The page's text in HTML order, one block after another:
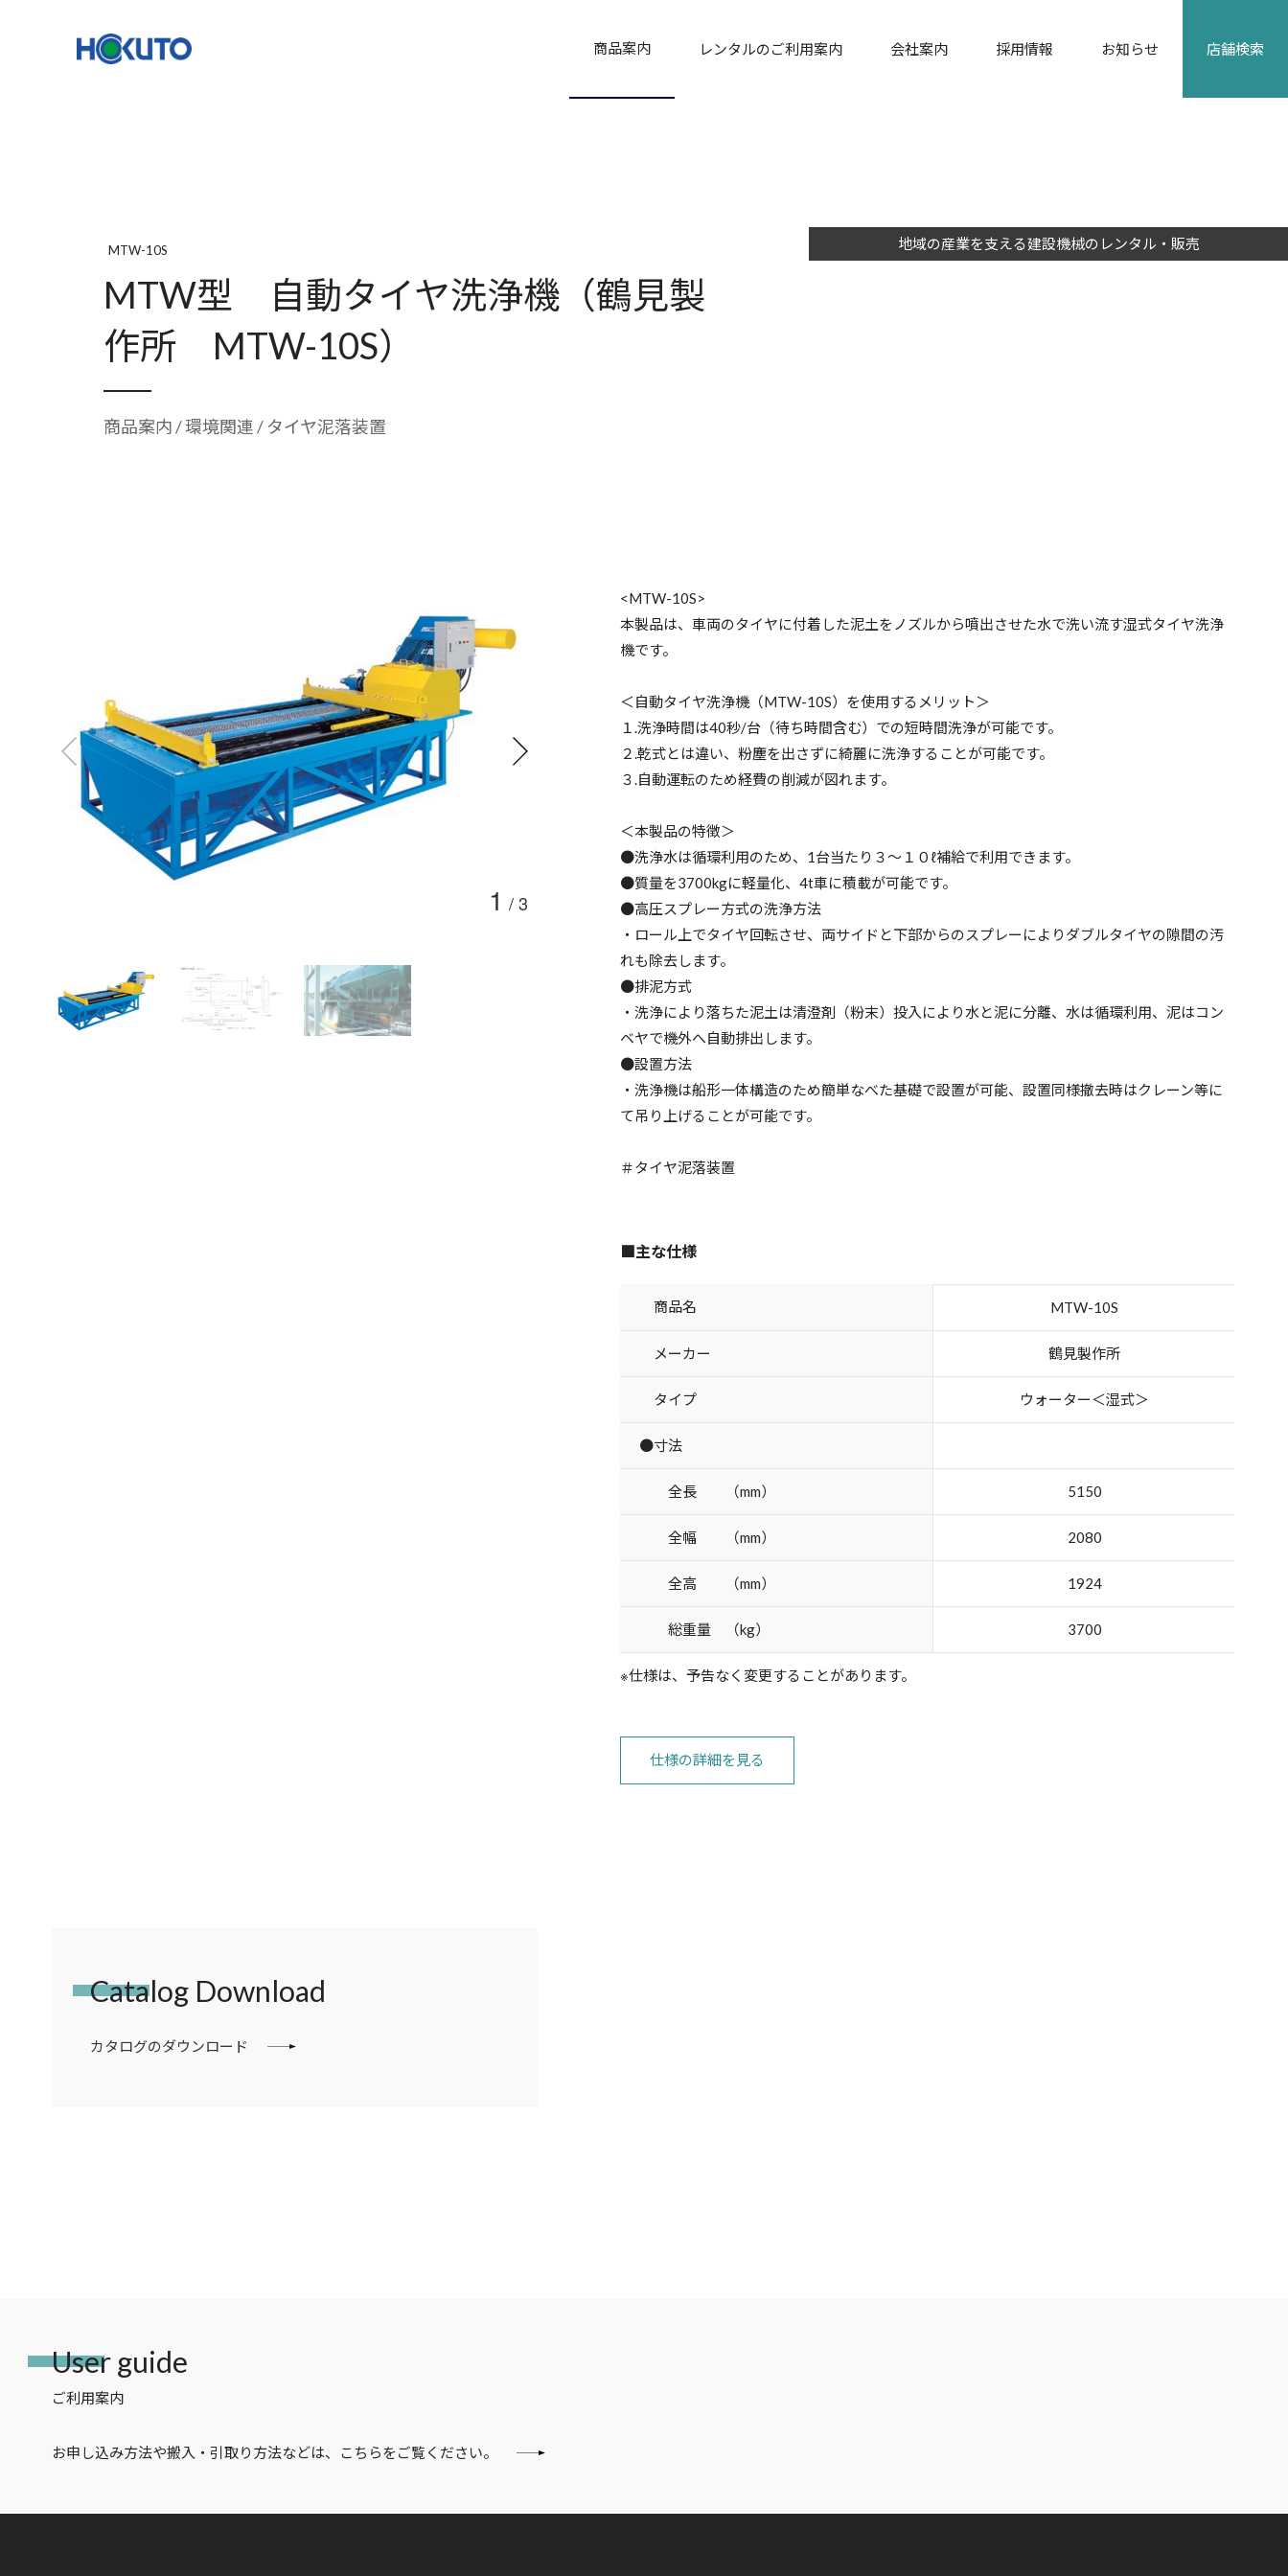
商品案内 レンタルのご利用案内 会社案内 採用情報 お知らせ 店舗検索
MTW-10S
MTW型 自動タイヤ洗浄機（鶴見製
作所 MTW-10S）
商品案内/環境関連/ タイヤ泥落装置
地域の産業を支える建設機械のレンタル・販売
1 /3
<MTW-10S>
本製品は、車両のタイヤに付着した泥土をノズルから噴出させた水で洗い流す湿式タイヤ洗浄
機です。
＜自動タイヤ洗浄機（MTW-10S）を使用するメリット＞
１.洗浄時間は40秒/台（待ち時間含む）での短時間洗浄が可能です。
２.乾式とは違い、粉塵を出さずに綺麗に洗浄することが可能です。
３.自動運転のため経費の削減が図れます。
＜本製品の特徴＞
●洗浄水は循環利用のため、1台当たり３～１０ℓ補給で利用できます。
●質量を3700kgに軽量化、4t車に積載が可能です。
●高圧スプレー方式の洗浄方法
・ロール上でタイヤ回転させ、両サイドと下部からのスプレーによりダブルタイヤの隙間の汚
れも除去します。
●排泥方式
・洗浄により落ちた泥土は清澄剤（粉末）投入により水と泥に分離、水は循環利用、泥はコン
ベヤで機外へ自動排出します。
●設置方法
・洗浄機は船形一体構造のため簡単なべた基礎で設置が可能、設置同様撤去時はクレーン等に
て吊り上げることが可能です。
＃タイヤ泥落装置
■主な仕様
商品名 MTW-10S
メーカー 鶴見製作所
タイプ ウォーター＜湿式＞
●寸法
全長 （mm） 5150
全幅 （mm） 2080
全高 （mm） 1924
総重量 （kg） 3700
※仕様は、予告なく変更することがあります。
仕様の詳細を見る
Catalog Download
カタログのダウンロード
User guide
ご利用案内
お申し込み方法や搬入・引取り方法などは、こちらをご覧ください。